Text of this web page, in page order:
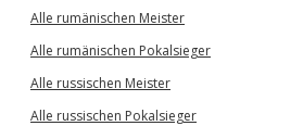
Alle rumänischen Meister
Alle rumänischen Pokalsieger
Alle russischen Meister
Alle russischen Pokalsieger